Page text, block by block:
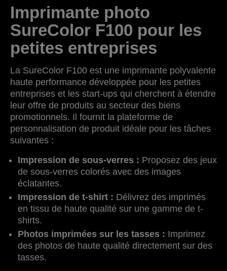
Imprimante photo
SureColor F100 pour les
petites entreprises
La SureColor F100 est une imprimante polyvalente
haute performance développée pour les petites
entreprises et les start-ups qui cherchent à étendre
leur offre de produits au secteur des biens
promotionnels. Il fournit la plateforme de
personnalisation de produit idéale pour les tâches
suivantes :
Impression de sous-verres : Proposez des jeux
de sous-verres colorés avec des images
éclatantes.
Impression de t-shirt : Délivrez des imprimés
en tissu de haute qualité sur une gamme de t-
shirts.
Photos imprimées sur les tasses : Imprimez
des photos de haute qualité directement sur des
tasses.